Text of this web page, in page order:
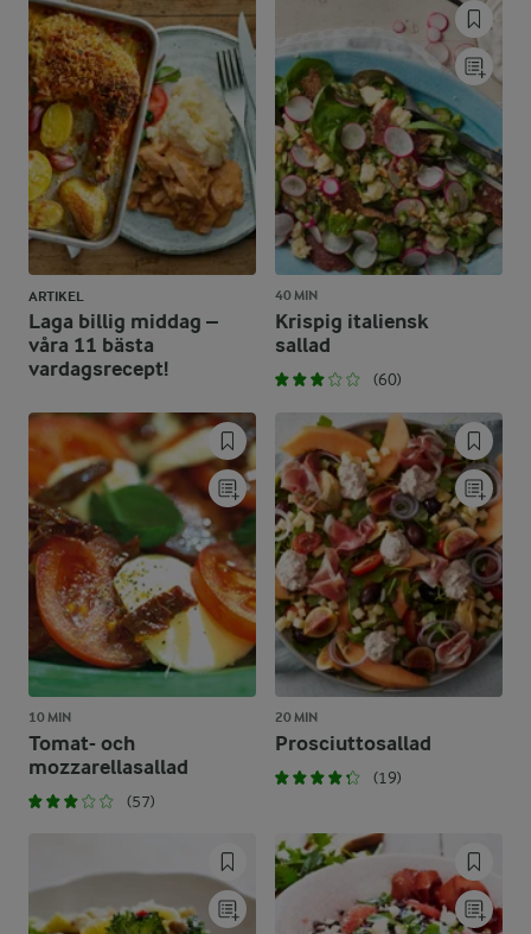
ARTIKEL
Laga billig middag –
våra 11 bästa
vardagsrecept!
40 MIN
Krispig italiensk
sallad
(60)
10 MIN
Tomat- och
mozzarellasallad
(57)
20 MIN
Prosciuttosallad
(19)